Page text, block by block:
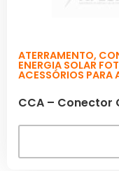
ATERRAMENTO,
ENERGIA SOLAR
ACESSÓRIOS PARA
CCA – Conector